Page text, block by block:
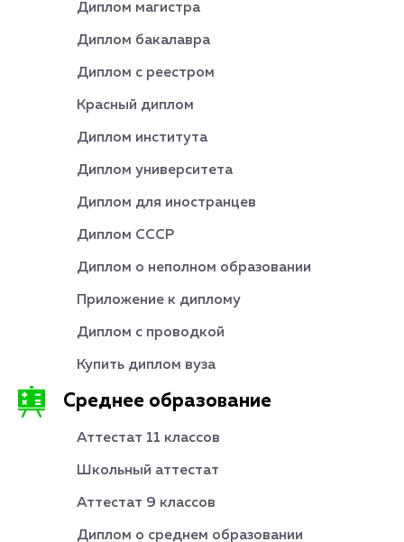
Диплом магистра
Диплом бакалавра
Диплом с реестром
Красный диплом
Диплом института
Диплом университета
Диплом для иностранцев
Диплом СССР
Диплом о неполном образовании
Приложение к диплому
Диплом с проводкой
Купить диплом вуза
Среднее образование
Аттестат 11 классов
Школьный аттестат
Аттестат 9 классов
Диплом о среднем образовании